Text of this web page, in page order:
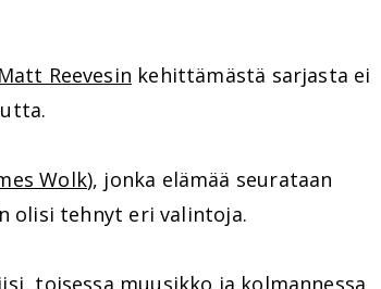
Matt Reevesin kehittämästä sarjasta ei
Wolk), jonka elämää seurataan
olisi tehnyt eri valintoja.
toisessa muusikko ja kolmannessa